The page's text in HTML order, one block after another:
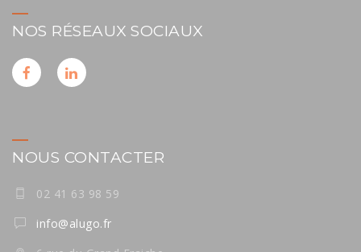
NOS RÉSEAUX SOCIAUX
NOUS CONTACTER
02 41 63 98 59
info@alugo.fr